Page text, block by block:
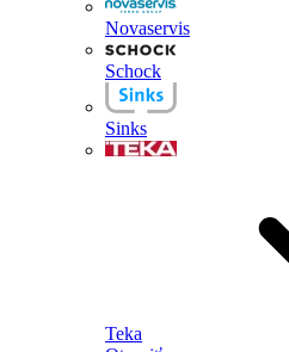
Novaservis
Schock
Sinks
Teka